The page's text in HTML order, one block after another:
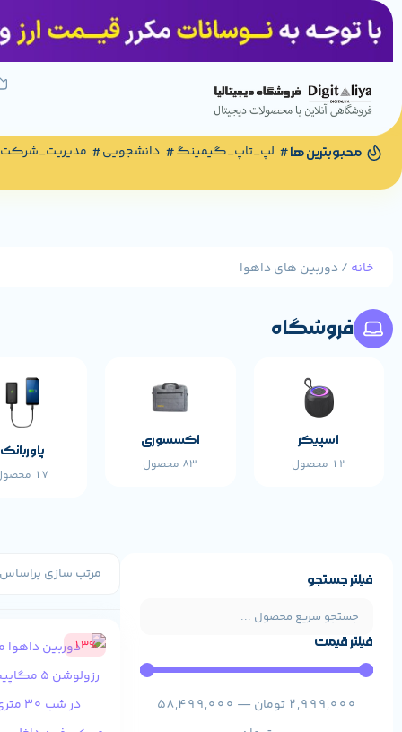
محبوبترین ها لپ_تاپ_گیمینگ دانشجویی مدیریت_شرکت
خانه / دوربین های داهوا
فروشگاه
اسپیکر
12 محصول
اکسسوری
83 محصول
پاوربانک
17 محصول
فیلتر جستجو
فیلتر قیمت
2,999,000 تومان —
58,499,000
13%